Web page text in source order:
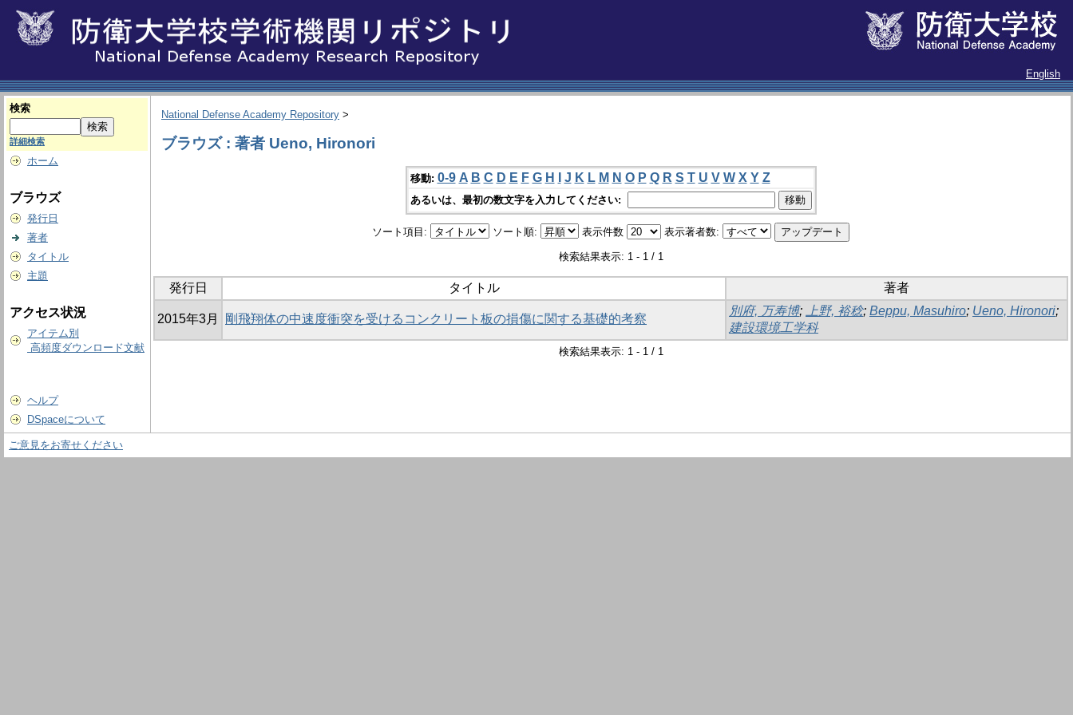
English
検索
詳細検索
ホーム
ブラウズ
発行日
著者
タイトル
主題
アクセス状況
アイテム別
高頻度ダウンロード文献
ヘルプ
DSpaceについて
National Defense Academy Repository >
ブラウズ : 著者 Ueno, Hironori
移動: 0-9 A B C D E F G H J K L M N O P Q R S T U V W X Y Z
あるいは、最初の数文字を入力してください:
ソート項目: ソート順: 表示件数 表示著者数:
検索結果表示: 1 - 1 / 1
発行日 タイトル 著者
2015年3月 剛飛翔体の中速度衝突を受けるコンクリート板の損傷に関する基礎的考察
別府, 万寿博; 上野, 裕稔; Beppu, Masuhiro; Ueno, Hironori;
建設環境工学科
検索結果表示: 1 - 1 / 1
ご意見をお寄せください